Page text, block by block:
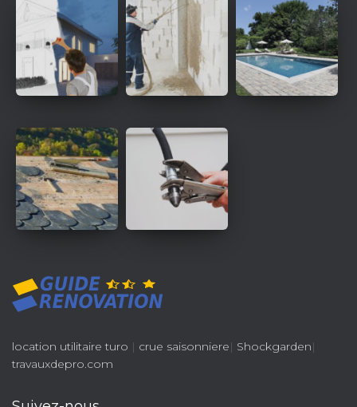
location utilitaire turo | crue saisonniere| Shockgarden|
travauxdepro.com